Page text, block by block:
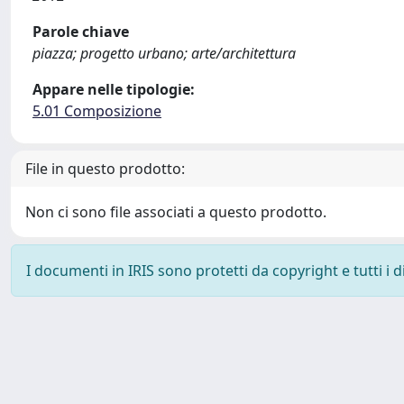
Parole chiave
piazza; progetto urbano; arte/architettura
Appare nelle tipologie:
5.01 Composizione
File in questo prodotto:
Non ci sono file associati a questo prodotto.
I documenti in IRIS sono protetti da copyright e tutti i